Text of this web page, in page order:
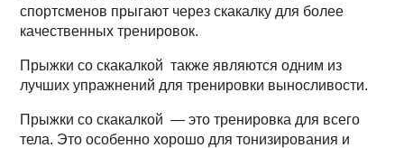
спортсменов прыгают через скакалку для более
качественных тренировок.
Прыжки со скакалкой также являются одним из
лучших упражнений для тренировки выносливости.
Прыжки со скакалкой — это тренировка для всего
тела. Это особенно хорошо для тонизирования и